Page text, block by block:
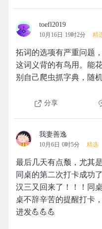
toefl2019
10月16日 19时2分 精
拓词的选项有严重问题
这词义背的有鸟用。能
别自己爬虫抓字典，随
分享
我妻善逸
10月6日 0时5分 精选
最后几天有点颓，尤其
同桌的第二次打卡成功
汉三又回来了！！！同
桌不辞辛苦的提醒打卡
进发💪💪💪